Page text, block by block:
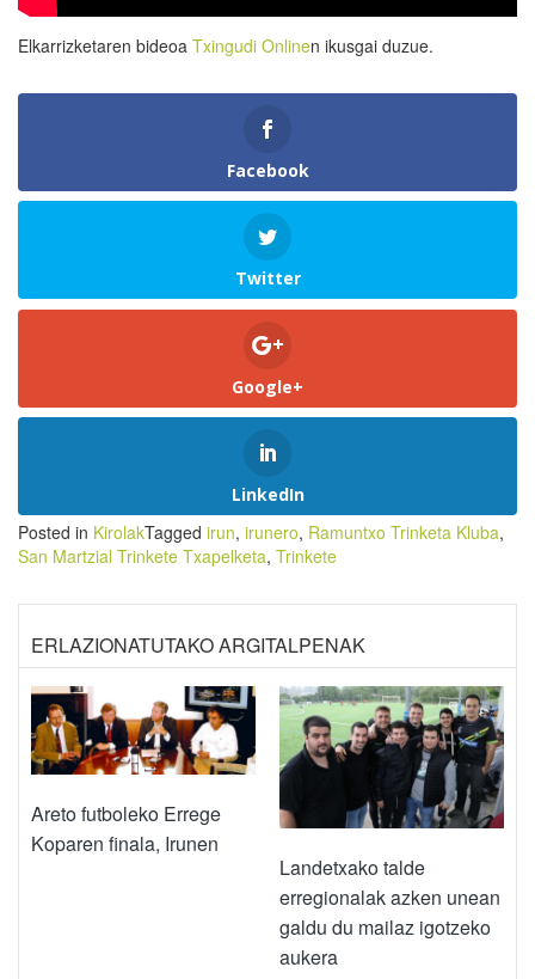
Elkarrizketaren bideoa Txingudi Onlinen ikusgai duzue.
Facebook
Twitter
Google+
LinkedIn
Posted in KirolakTagged irun, irunero, Ramuntxo Trinketa Kluba,
San Martzial Trinkete Txapelketa, Trinkete
ERLAZIONATUTAKO ARGITALPENAK
Areto futboleko Errege
Koparen finala, Irunen
Landetxako talde
erregionalak azken unean
galdu du mailaz igotzeko
aukera